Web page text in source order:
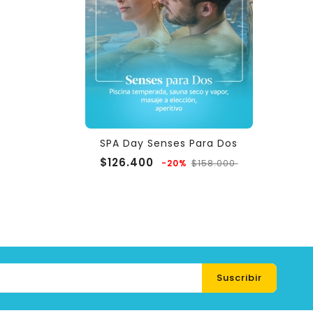
SPA Day Senses Para Dos
$126.400
Precio
-20% $158.000Precio